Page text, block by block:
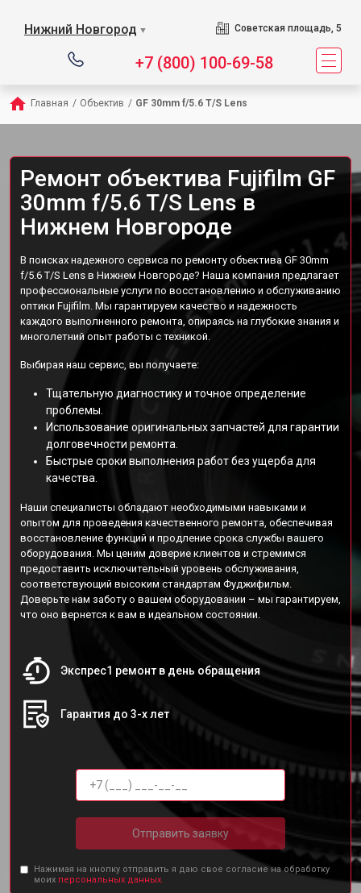
Нижний Новгород ▼ Советская площадь, 5
+7 (800) 100-69-58
Главная / Объектив / GF 30mm f/5.6 T/S Lens
Ремонт объектива Fujifilm GF
30mm f/5.6 T/S Lens в
Нижнем Новгороде
В поисках надежного сервиса по ремонту объектива GF 30mm
f/5.6 T/S Lens в Нижнем Новгороде? Наша компания предлагает
профессиональные услуги по восстановлению и обслуживанию
оптики Fujifilm. Мы гарантируем качество и надежность
каждого выполненного ремонта, опираясь на глубокие знания и
многолетний опыт работы с техникой.
Выбирая наш сервис, вы получаете:
Тщательную диагностику и точное определение
проблемы.
Использование оригинальных запчастей для гарантии
долговечности ремонта.
Быстрые сроки выполнения работ без ущерба для
качества.
Наши специалисты обладают необходимыми навыками и
опытом для проведения качественного ремонта, обеспечивая
восстановление функций и продление срока службы вашего
оборудования. Мы ценим доверие клиентов и стремимся
предоставить исключительный уровень обслуживания,
соответствующий высоким стандартам Фуджифильм.
Доверьте нам заботу о вашем оборудовании – мы гарантируем,
что оно вернется к вам в идеальном состоянии.
Экспрес1 ремонт в день обращения
Гарантия до 3-х лет
Отправить заявку
Нажимая на кнопку отправить я даю свое согласие на обработку
моих персональных данных.